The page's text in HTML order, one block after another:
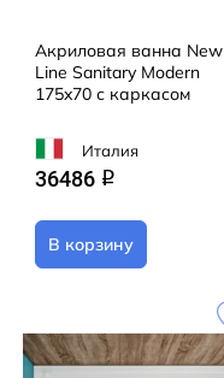
Акриловая ванна New
Line Sanitary Modern
175x70 с каркасом
Италия
36486 q
В корзину